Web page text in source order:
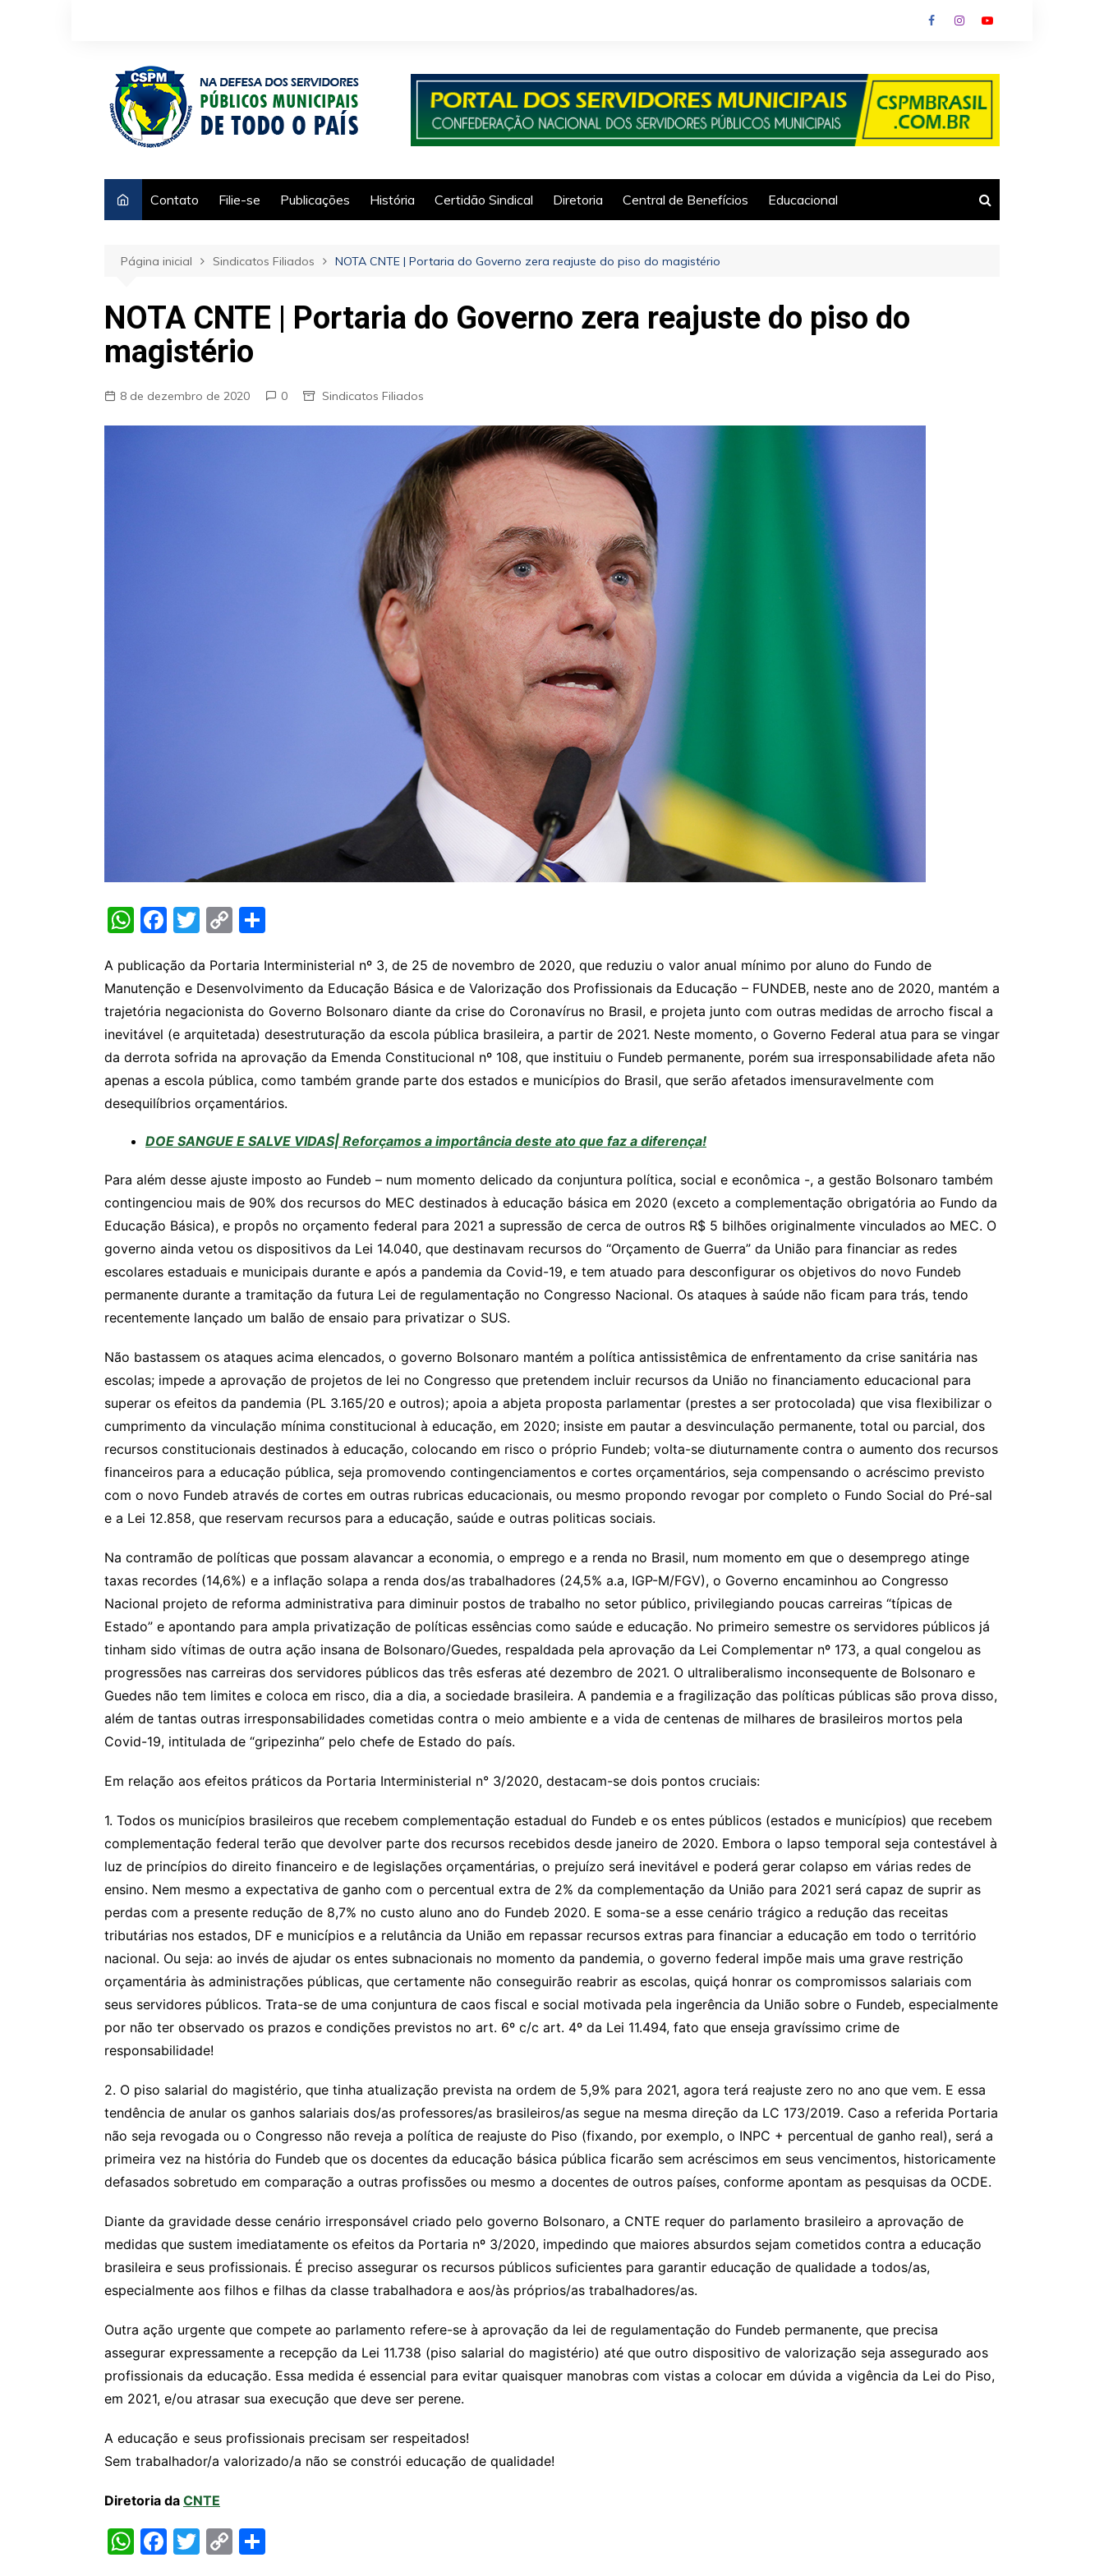
Contato Filie-se Publicações História Certidão Sindical Diretoria Central de Benefícios Educacional
Página inicial Sindicatos Filiados NOTA CNTE | Portaria do Governo zera reajuste do piso do magistério
NOTA CNTE | Portaria do Governo zera reajuste do piso do
magistério
8 de dezembro de 2020 0 Sindicatos Filiados
W
at
s
A
p
p
F
c
e
b
o
o
k
T
itt
er
C
p
y
Li
n
k
ar
e
A publicação da Portaria Interministerial nº 3, de 25 de novembro de 2020, que reduziu o valor anual mínimo por aluno do Fundo de
Manutenção e Desenvolvimento da Educação Básica e de Valorização dos Profissionais da Educação – FUNDEB, neste ano de 2020, mantém a
trajetória negacionista do Governo Bolsonaro diante da crise do Coronavírus no Brasil, e projeta junto com outras medidas de arrocho fiscal a
inevitável (e arquitetada) desestruturação da escola pública brasileira, a partir de 2021. Neste momento, o Governo Federal atua para se vingar
da derrota sofrida na aprovação da Emenda Constitucional nº 108, que instituiu o Fundeb permanente, porém sua irresponsabilidade afeta não
apenas a escola pública, como também grande parte dos estados e municípios do Brasil, que serão afetados imensuravelmente com
desequilíbrios orçamentários.
DOE SANGUE E SALVE VIDAS| Reforçamos a importância deste ato que faz a diferença!
Para além desse ajuste imposto ao Fundeb – num momento delicado da conjuntura política, social e econômica -, a gestão Bolsonaro também
contingenciou mais de 90% dos recursos do MEC destinados à educação básica em 2020 (exceto a complementação obrigatória ao Fundo da
Educação Básica), e propôs no orçamento federal para 2021 a supressão de cerca de outros R$ 5 bilhões originalmente vinculados ao MEC. O
governo ainda vetou os dispositivos da Lei 14.040, que destinavam recursos do “Orçamento de Guerra” da União para financiar as redes
escolares estaduais e municipais durante e após a pandemia da Covid-19, e tem atuado para desconfigurar os objetivos do novo Fundeb
permanente durante a tramitação da futura Lei de regulamentação no Congresso Nacional. Os ataques à saúde não ficam para trás, tendo
recentemente lançado um balão de ensaio para privatizar o SUS.
Não bastassem os ataques acima elencados, o governo Bolsonaro mantém a política antissistêmica de enfrentamento da crise sanitária nas
escolas; impede a aprovação de projetos de lei no Congresso que pretendem incluir recursos da União no financiamento educacional para
superar os efeitos da pandemia (PL 3.165/20 e outros); apoia a abjeta proposta parlamentar (prestes a ser protocolada) que visa flexibilizar o
cumprimento da vinculação mínima constitucional à educação, em 2020; insiste em pautar a desvinculação permanente, total ou parcial, dos
recursos constitucionais destinados à educação, colocando em risco o próprio Fundeb; volta-se diuturnamente contra o aumento dos recursos
financeiros para a educação pública, seja promovendo contingenciamentos e cortes orçamentários, seja compensando o acréscimo previsto
com o novo Fundeb através de cortes em outras rubricas educacionais, ou mesmo propondo revogar por completo o Fundo Social do Pré-sal
e a Lei 12.858, que reservam recursos para a educação, saúde e outras politicas sociais.
Na contramão de políticas que possam alavancar a economia, o emprego e a renda no Brasil, num momento em que o desemprego atinge
taxas recordes (14,6%) e a inflação solapa a renda dos/as trabalhadores (24,5% a.a, IGP-M/FGV), o Governo encaminhou ao Congresso
Nacional projeto de reforma administrativa para diminuir postos de trabalho no setor público, privilegiando poucas carreiras “típicas de
Estado” e apontando para ampla privatização de políticas essências como saúde e educação. No primeiro semestre os servidores públicos já
tinham sido vítimas de outra ação insana de Bolsonaro/Guedes, respaldada pela aprovação da Lei Complementar nº 173, a qual congelou as
progressões nas carreiras dos servidores públicos das três esferas até dezembro de 2021. O ultraliberalismo inconsequente de Bolsonaro e
Guedes não tem limites e coloca em risco, dia a dia, a sociedade brasileira. A pandemia e a fragilização das políticas públicas são prova disso,
além de tantas outras irresponsabilidades cometidas contra o meio ambiente e a vida de centenas de milhares de brasileiros mortos pela
Covid-19, intitulada de “gripezinha” pelo chefe de Estado do país.
Em relação aos efeitos práticos da Portaria Interministerial n° 3/2020, destacam-se dois pontos cruciais:
1. Todos os municípios brasileiros que recebem complementação estadual do Fundeb e os entes públicos (estados e municípios) que recebem
complementação federal terão que devolver parte dos recursos recebidos desde janeiro de 2020. Embora o lapso temporal seja contestável à
luz de princípios do direito financeiro e de legislações orçamentárias, o prejuízo será inevitável e poderá gerar colapso em várias redes de
ensino. Nem mesmo a expectativa de ganho com o percentual extra de 2% da complementação da União para 2021 será capaz de suprir as
perdas com a presente redução de 8,7% no custo aluno ano do Fundeb 2020. E soma-se a esse cenário trágico a redução das receitas
tributárias nos estados, DF e municípios e a relutância da União em repassar recursos extras para financiar a educação em todo o território
nacional. Ou seja: ao invés de ajudar os entes subnacionais no momento da pandemia, o governo federal impõe mais uma grave restrição
orçamentária às administrações públicas, que certamente não conseguirão reabrir as escolas, quiçá honrar os compromissos salariais com
seus servidores públicos. Trata-se de uma conjuntura de caos fiscal e social motivada pela ingerência da União sobre o Fundeb, especialmente
por não ter observado os prazos e condições previstos no art. 6º c/c art. 4º da Lei 11.494, fato que enseja gravíssimo crime de
responsabilidade!
2. O piso salarial do magistério, que tinha atualização prevista na ordem de 5,9% para 2021, agora terá reajuste zero no ano que vem. E essa
tendência de anular os ganhos salariais dos/as professores/as brasileiros/as segue na mesma direção da LC 173/2019. Caso a referida Portaria
não seja revogada ou o Congresso não reveja a política de reajuste do Piso (fixando, por exemplo, o INPC + percentual de ganho real), será a
primeira vez na história do Fundeb que os docentes da educação básica pública ficarão sem acréscimos em seus vencimentos, historicamente
defasados sobretudo em comparação a outras profissões ou mesmo a docentes de outros países, conforme apontam as pesquisas da OCDE.
Diante da gravidade desse cenário irresponsável criado pelo governo Bolsonaro, a CNTE requer do parlamento brasileiro a aprovação de
medidas que sustem imediatamente os efeitos da Portaria nº 3/2020, impedindo que maiores absurdos sejam cometidos contra a educação
brasileira e seus profissionais. É preciso assegurar os recursos públicos suficientes para garantir educação de qualidade a todos/as,
especialmente aos filhos e filhas da classe trabalhadora e aos/às próprios/as trabalhadores/as.
Outra ação urgente que compete ao parlamento refere-se à aprovação da lei de regulamentação do Fundeb permanente, que precisa
assegurar expressamente a recepção da Lei 11.738 (piso salarial do magistério) até que outro dispositivo de valorização seja assegurado aos
profissionais da educação. Essa medida é essencial para evitar quaisquer manobras com vistas a colocar em dúvida a vigência da Lei do Piso,
em 2021, e/ou atrasar sua execução que deve ser perene.
A educação e seus profissionais precisam ser respeitados!
Sem trabalhador/a valorizado/a não se constrói educação de qualidade!
Diretoria da CNTE
W F
T
C